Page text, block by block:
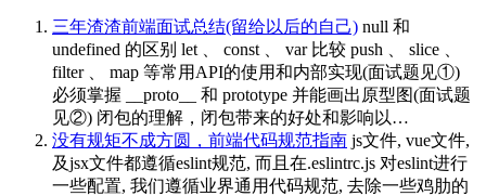
三年渣渣前端面试总结(留给以后的自己) null 和
undefined 的区别 let 、 const 、 var 比较 push 、 slice 、
filter 、 map 等常用API的使用和内部实现(面试题见①)
必须掌握 __proto__ 和 prototype 并能画出原型图(面试题
见②) 闭包的理解，闭包带来的好处和影响以…
没有规矩不成方圆，前端代码规范指南 js文件, vue文件,
及jsx文件都遵循eslint规范, 而且在.eslintrc.js 对eslint进行
一些配置, 我们遵循业界通用代码规范, 去除一些鸡肋的